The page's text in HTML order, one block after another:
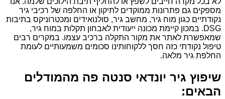
מספקים גם פתרונות ממוקדים לתיקון או החלפה של רכיבי גיר
נקודתיים כגון מוח גיר, מחשב גיר, סולנואידים ומכטרוניקס בתיבות
DSG. במכון קיימת מכונה ייעודית לאבחון תקלות במוח גיר,
שמאפשרת לאתר את מקור התקלה ברכיב עצמו. במקרים רבים
טיפול נקודתי כזה חסך ללקוחותינו סכומים משמעותיים לעומת
החלפת גיר מלאה.
שיפוץ גיר יונדאי סנטה פה מהמודלים
הבאים: